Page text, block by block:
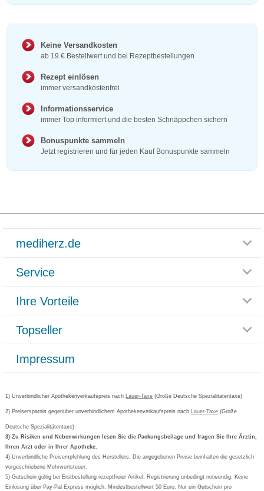
Keine Versandkosten
ab 19 € Bestellwert und bei Rezeptbestellungen
Rezept einlösen
immer versandkostenfrei
Informationsservice
immer Top informiert und die besten Schnäppchen sichern
Bonuspunkte sammeln
Jetzt registrieren und für jeden Kauf Bonuspunkte sammeln
mediherz.de
Glossar
Häufig gestellte Fragen
Datenschutz
AGB
Cookie-Einstellungen
Vertrag widerrufen
Service
Rücksendemöglichkeit
Paketlieferstatus
Versandkosten
Bestellschein ausfüllen
Newsletteranmeldung
Ihre Vorteile
Rezeptlieferung
Bonusprogramm
Gutschein und Rabatte
Kundenbewertung
Topseller
Grippostad
Bepanthen
Formoline
Wick
Eucerin
Basica
Impressum
1) Unverbindlicher Apothekenverkaufspreis nach Lauer-Taxe (Große Deutsche Spezialitätentaxe)
2) Preisersparnis gegenüber unverbindlichem Apothekenverkaufspreis nach Lauer-Taxe (Große
Deutsche Spezialitätentaxe)
3) Zu Risiken und Nebenwirkungen lesen Sie die Packungsbeilage und fragen Sie Ihre Ärztin,
Ihren Arzt oder in Ihrer Apotheke.
4) Unverbindliche Preisempfehlung des Herstellers. Die angegebenen Preise beinhalten die gesetzlich
vorgeschriebene Mehrwertsteuer.
5) Gutschein gültig bei Erstbestellung rezeptfreier Artikel. Registrierung unbedingt notwendig. Keine
Einlösung über Pay-Pal Express möglich. Mindestbestellwert 50 Euro. Nur ein Gutschein pro